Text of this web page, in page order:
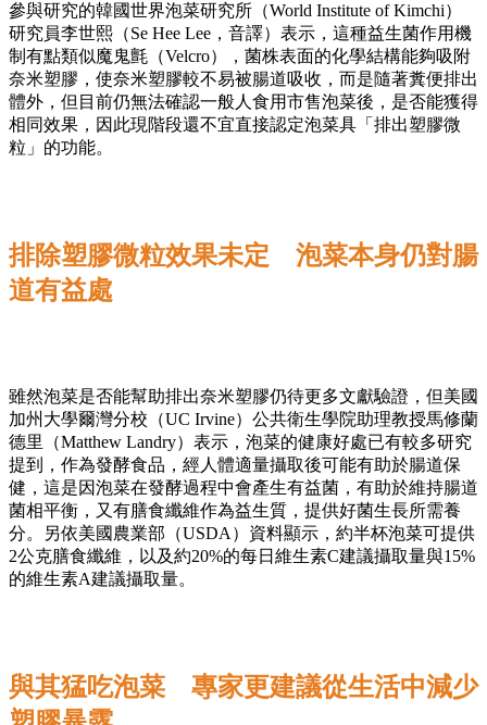
參與研究的韓國世界泡菜研究所（World Institute of Kimchi）
研究員李世熙（Se Hee Lee，音譯）表示，這種益生菌作用機
制有點類似魔鬼氈（Velcro），菌株表面的化學結構能夠吸附
奈米塑膠，使奈米塑膠較不易被腸道吸收，而是隨著糞便排出
體外，但目前仍無法確認一般人食用市售泡菜後，是否能獲得
相同效果，因此現階段還不宜直接認定泡菜具「排出塑膠微
粒」的功能。
排除塑膠微粒效果未定 泡菜本身仍對腸
道有益處
雖然泡菜是否能幫助排出奈米塑膠仍待更多文獻驗證，但美國
加州大學爾灣分校（UC Irvine）公共衛生學院助理教授馬修蘭
德里（Matthew Landry）表示，泡菜的健康好處已有較多研究
提到，作為發酵食品，經人體適量攝取後可能有助於腸道保
健，這是因泡菜在發酵過程中會產生有益菌，有助於維持腸道
菌相平衡，又有膳食纖維作為益生質，提供好菌生長所需養
分。另依美國農業部（USDA）資料顯示，約半杯泡菜可提供
2公克膳食纖維，以及約20%的每日維生素C建議攝取量與15%
的維生素A建議攝取量。
與其猛吃泡菜 專家更建議從生活中減少